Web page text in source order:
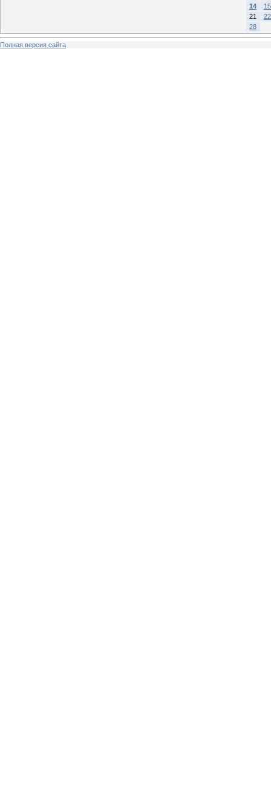
14
15
21
22
28
Полная версия сайта